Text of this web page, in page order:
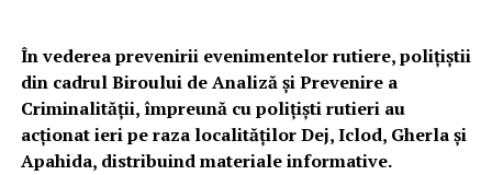
În vederea prevenirii evenimentelor rutiere, poliţiştii
din cadrul Biroului de Analiză şi Prevenire a
Criminalităţii, împreună cu poliţişti rutieri au
acţionat ieri pe raza localităţilor Dej, Iclod, Gherla şi
Apahida, distribuind materiale informative.